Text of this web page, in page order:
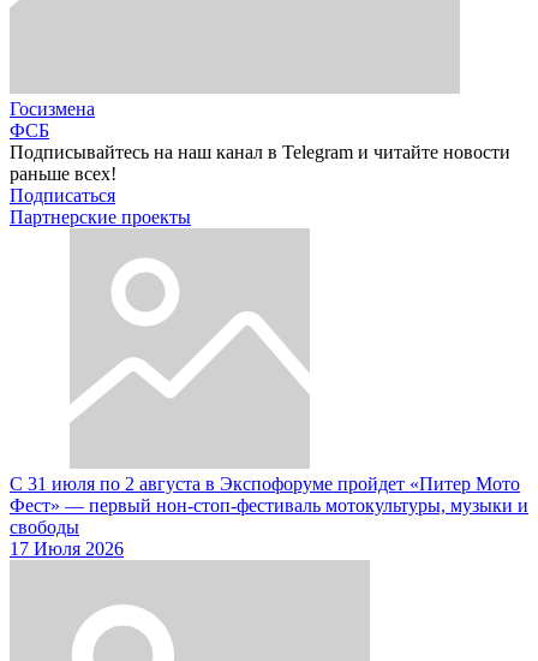
Госизмена
ФСБ
Подписывайтесь на наш канал в Telegram и читайте новости
раньше всех!
Подписаться
Партнерские проекты
С 31 июля по 2 августа в Экспофоруме пройдет «Питер Мото
Фест» — первый нон-стоп-фестиваль мотокультуры, музыки и
свободы
17 Июля 2026